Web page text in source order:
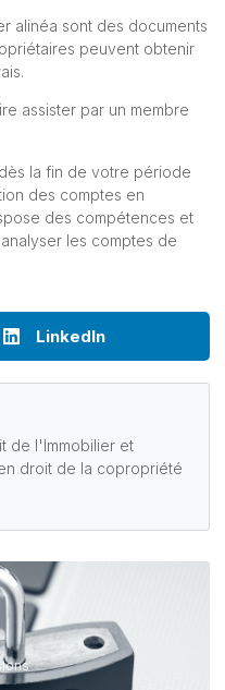
alinéa sont des documents
peuvent obtenir
assister par un membre
la fin de votre période
des comptes en
des compétences et
les comptes de
LinkedIn
de l'Immobilier et
droit de la copropriété